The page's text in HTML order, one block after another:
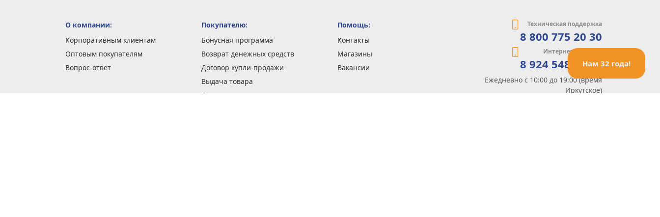
Нам 32 года!
О компании:
Корпоративным клиентам
Оптовым покупателям
Вопрос-ответ
Покупателю:
Бонусная программа
Возврат денежных средств
Договор купли-продажи
Выдача товара
Доставка заказов
Помощь:
Контакты
Магазины
Вакансии
Техническая поддержка
8 800 775 20 30
Интернет-магазин
8 924 548 85 07
Ежедневно с 10:00 до 19:00 (время
Иркутское)